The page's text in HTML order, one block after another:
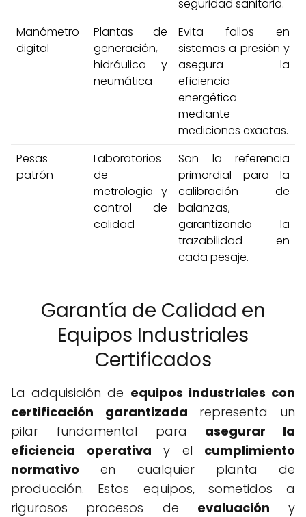
seguridad sanitaria.
Manómetro
digital
Plantas de
generación,
hidráulica y
neumática
Evita fallos en
sistemas a presión y
asegura la
eficiencia
energética
mediante
mediciones exactas.
Pesas
patrón
Laboratorios
de
metrología y
control de
calidad
Son la referencia
primordial para la
calibración de
balanzas,
garantizando la
trazabilidad en
cada pesaje.
Garantía de Calidad en
Equipos Industriales
Certificados
La adquisición de equipos industriales con
certificación garantizada representa un
pilar fundamental para asegurar la
eficiencia operativa y el cumplimiento
normativo en cualquier planta de
producción. Estos equipos, sometidos a
rigurosos procesos de evaluación y